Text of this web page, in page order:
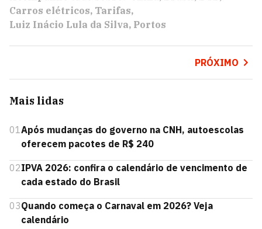
Carros elétricos Tarifas
Luiz Inácio Lula da Silva Portos
PRÓXIMO
Mais lidas
01Após mudanças do governo na CNH, autoescolas
oferecem pacotes de R$ 240
02IPVA 2026: confira o calendário de vencimento de
cada estado do Brasil
03Quando começa o Carnaval em 2026? Veja
calendário